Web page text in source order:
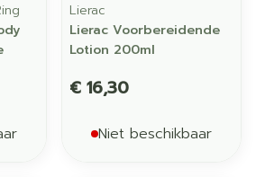
Lierac
Lierac Voorbereidende
Lotion 200ml
€ 16,30
Niet beschikbaar